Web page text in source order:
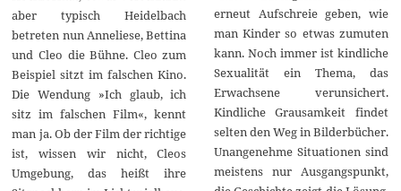
aber typisch Heidelbach
betreten nun Anneliese, Bettina
und Cleo die Bühne. Cleo zum
Beispiel sitzt im falschen Kino.
Die Wendung »Ich glaub, ich
sitz im falschen Film«, kennt
man ja. Ob der Film der richtige
ist, wissen wir nicht, Cleos
Umgebung, das heißt ihre
erneut Aufschreie geben, wie
man Kinder so etwas zumuten
kann. Noch immer ist kindliche
Sexualität ein Thema, das
Erwachsene verunsichert.
Kindliche Grausamkeit findet
selten den Weg in Bilderbücher.
Unangenehme Situationen sind
meistens nur Ausgangspunkt,